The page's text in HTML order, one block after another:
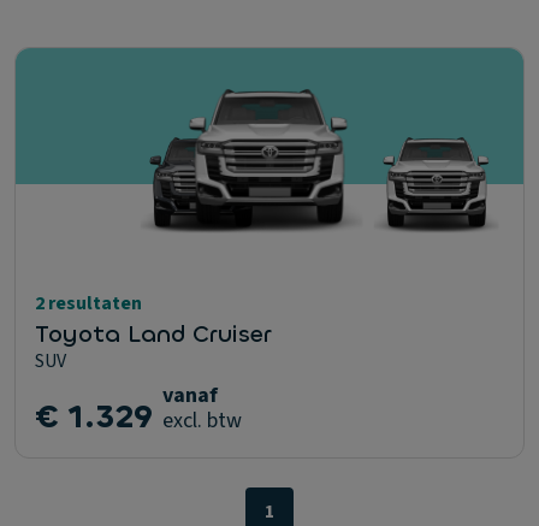
2 resultaten
Toyota Land Cruiser
SUV
€ 1.329 vanaf
excl. btw
1